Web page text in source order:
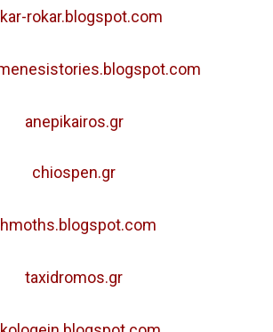
rokar.blogspot.com
anepikairos.gr
chiospen.gr
taxidromos.gr